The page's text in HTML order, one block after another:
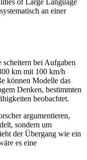
an einer
bei Aufgaben
km mit 100 km/h
können Modelle das
Denken, bestimmten
beobachtet.
argumentieren,
sondern um
der Übergang wie ein
es eine